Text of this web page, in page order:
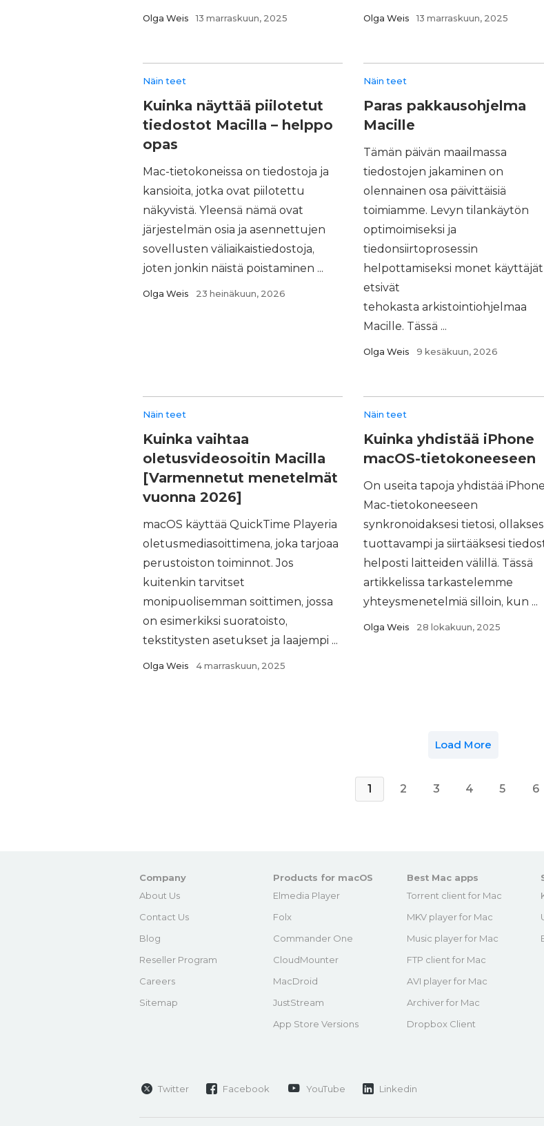
Olga Weis 13 marraskuun, 2025 Olga Weis 13 marraskuun, 2025
Näin teet
Kuinka näyttää piilotetut
tiedostot Macilla – helppo
opas
Mac-tietokoneissa on tiedostoja ja
kansioita, jotka ovat piilotettu
näkyvistä. Yleensä nämä ovat
järjestelmän osia ja asennettujen
sovellusten väliaikaistiedostoja,
joten jonkin näistä poistaminen ...
Olga Weis 23 heinäkuun, 2026
Näin teet
Paras pakkausohjelma
Macille
Tämän päivän maailmassa
tiedostojen jakaminen on
olennainen osa päivittäisiä
toimiamme. Levyn tilankäytön
optimoimiseksi ja
tiedonsiirtoprosessin
helpottamiseksi monet käyttäjät
etsivät
tehokasta arkistointiohjelmaa
Macille. Tässä ...
Olga Weis 9 kesäkuun, 2026
Näin teet
Kuinka vaihtaa
oletusvideosoitin Macilla
[Varmennetut menetelmät
vuonna 2026]
macOS käyttää QuickTime Playeria
oletusmediasoittimena, joka tarjoaa
perustoiston toiminnot. Jos
kuitenkin tarvitset
monipuolisemman soittimen, jossa
on esimerkiksi suoratoisto,
tekstitysten asetukset ja laajempi ...
Olga Weis 4 marraskuun, 2025
Näin teet
Kuinka yhdistää iPhone
macOS-tietokoneeseen
On useita tapoja yhdistää iPhone
Mac-tietokoneeseen
synkronoidaksesi tietosi,
tuottavampi ja siirtääksesi
helposti laitteiden välillä. Tässä
artikkelissa tarkastelemme
yhteysmenetelmiä silloin, kun ...
Olga Weis 28 lokakuun, 2025
Load More
1 2 3 4 5 6
Company
About Us
Contact Us
Blog
Reseller Program
Careers
Sitemap
Products for macOS
Elmedia Player
Folx
Commander One
CloudMounter
MacDroid
JustStream
App Store Versions
Best Mac apps
Torrent client for Mac
MKV player for Mac
Music player for Mac
FTP client for Mac
AVI player for Mac
Archiver for Mac
Dropbox Client
Twitter Facebook YouTube Linkedin